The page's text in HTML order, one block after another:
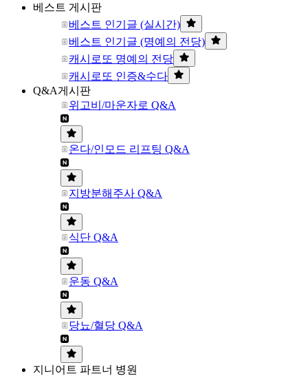
베스트 게시판
베스트 인기글 (실시간)
베스트 인기글 (명예의 전당)
캐시로또 명예의 전당
캐시로또 인증&수다
Q&A게시판
위고비/마운자로 Q&A
온다/인모드 리프팅 Q&A
지방분해주사 Q&A
식단 Q&A
운동 Q&A
당뇨/혈당 Q&A
지니어트 파트너 병원